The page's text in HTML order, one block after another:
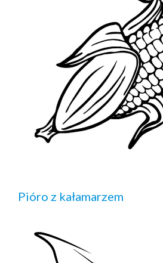
Pióro z kałamarzem